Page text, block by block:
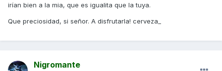
irían bien a la mia, que es igualita que la tuya.
Que preciosidad, si señor. A disfrutarla! cerveza_
Nigromante